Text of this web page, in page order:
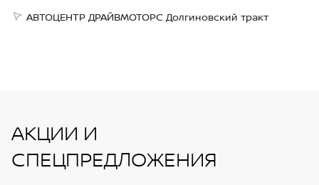
АВТОЦЕНТР ДРАЙВМОТОРС Долгиновский тракт
АКЦИИ И
СПЕЦПРЕДЛОЖЕНИЯ